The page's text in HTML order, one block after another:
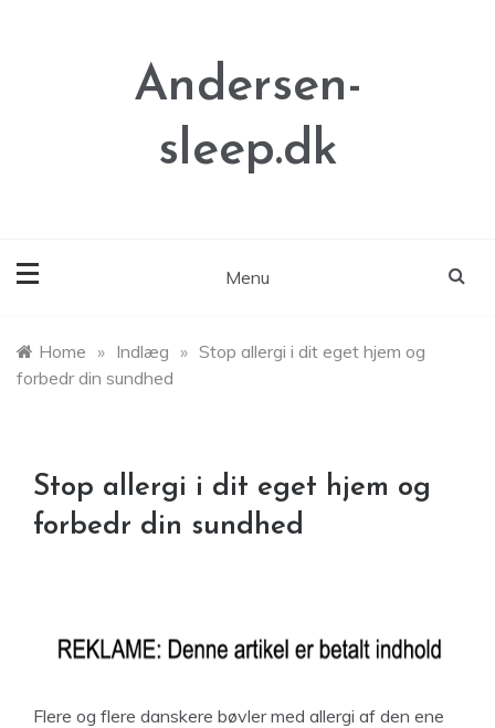
Andersen-
sleep.dk
Menu
Home » Indlæg » Stop allergi i dit eget hjem og
forbedr din sundhed
Stop allergi i dit eget hjem og
forbedr din sundhed
Flere og flere danskere bøvler med allergi af den ene